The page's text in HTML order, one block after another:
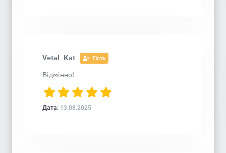
Vetal_Kat Гість
Відмінно!
Дата: 13.08.2025